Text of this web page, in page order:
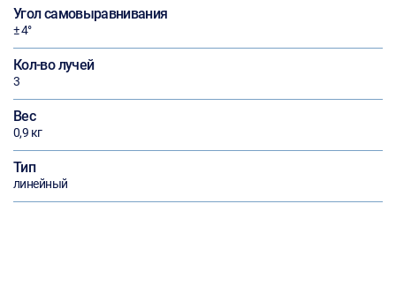
Угол самовыравнивания
± 4°
Кол-во лучей
3
Вес
0,9 кг
Тип
линейный